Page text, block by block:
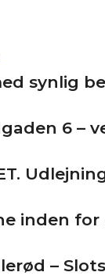
synlig
6
inden
–